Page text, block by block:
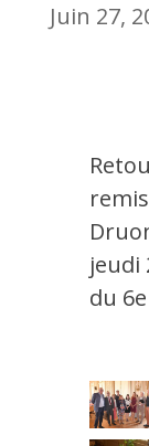
Juin 27,
jeudi
du 6e